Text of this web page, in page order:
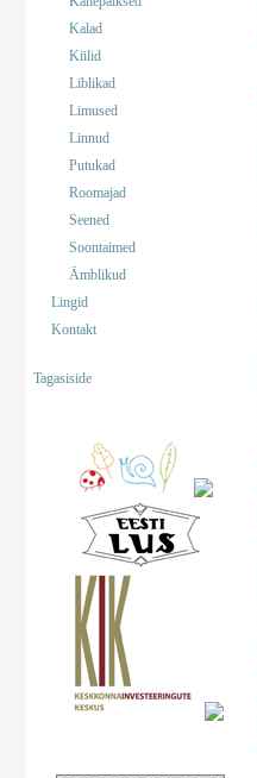
Kalad
Kiilid
Liblikad
Limused
Linnud
Putukad
Roomajad
Seened
Soontaimed
Ämblikud
Lingid
Kontakt
Tagasiside